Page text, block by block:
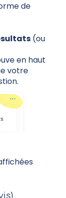
de
(ou
en haut
votre